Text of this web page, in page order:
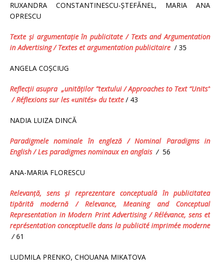
RUXANDRA CONSTANTINESCU-ŞTEFĂNEL, MARIA ANA
OPRESCU
Texte şi argumentaţie în publicitate / Texts and Argumentation
in Advertising/ Textes et argumentation publicitaire / 35
ANGELA COŞCIUG
Reflecţii asupra „unităţilor ”textului /Approaches to Text “Units”
/ Réflexions sur les «unités» du texte / 43
NADIA LUIZA DINCĂ
Paradigmele nominale în engleză/Nominal Paradigms in
English/ Les paradigmes nominaux en anglais / 56
ANA-MARIA FLORESCU
Relevanţă, sens şi reprezentare conceptuală în publicitatea
tipărită modernă/ Relevance, Meaning and Conceptual
Representation in Modern Print Advertising / Rélévance, sens et
représentation conceptuelle dans la publicité imprimée moderne
/61
LUDMILA PRENKO, CHOUANA MIKATOVA